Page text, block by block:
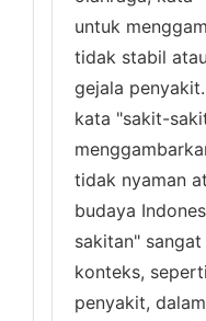
untuk
tidak stabil
gejala
kata "sakit-
tidak nyaman
budaya
sakitan"
konteks,
penyakit,